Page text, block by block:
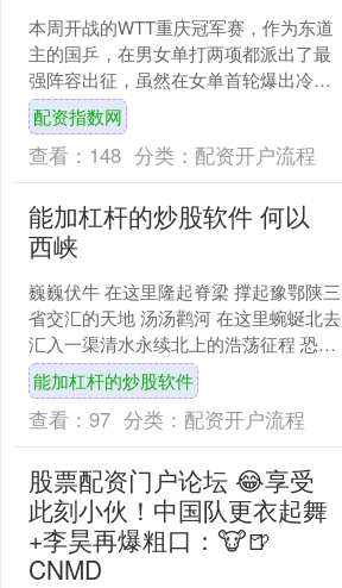
本周开战的WTT重庆冠军赛，作为东道
主的国乒，在男女单打两项都派出了最
强阵容出征，虽然在女单首轮爆出冷
门，世界排名第二的王曼昱输给了日本
选手大藤沙月，但其他六朵....
配资指数网
查看： 148 分类： 配资开户流程
能加杠杆的炒股软件 何以
西峡
巍巍伏牛 在这里隆起脊梁 撑起豫鄂陕三
省交汇的天地 汤汤鹳河 在这里蜿蜒北去
汇入一渠清水永续北上的浩荡征程 恐龙
遗迹园里 藏着“中国恐龙之乡”的神秘缩影
产业....
能加杠杆的炒股软件
查看： 97 分类： 配资开户流程
股票配资门户论坛 😂享受
此刻小伙！中国队更衣起舞
+李昊再爆粗口：🐮🍺
CNMD